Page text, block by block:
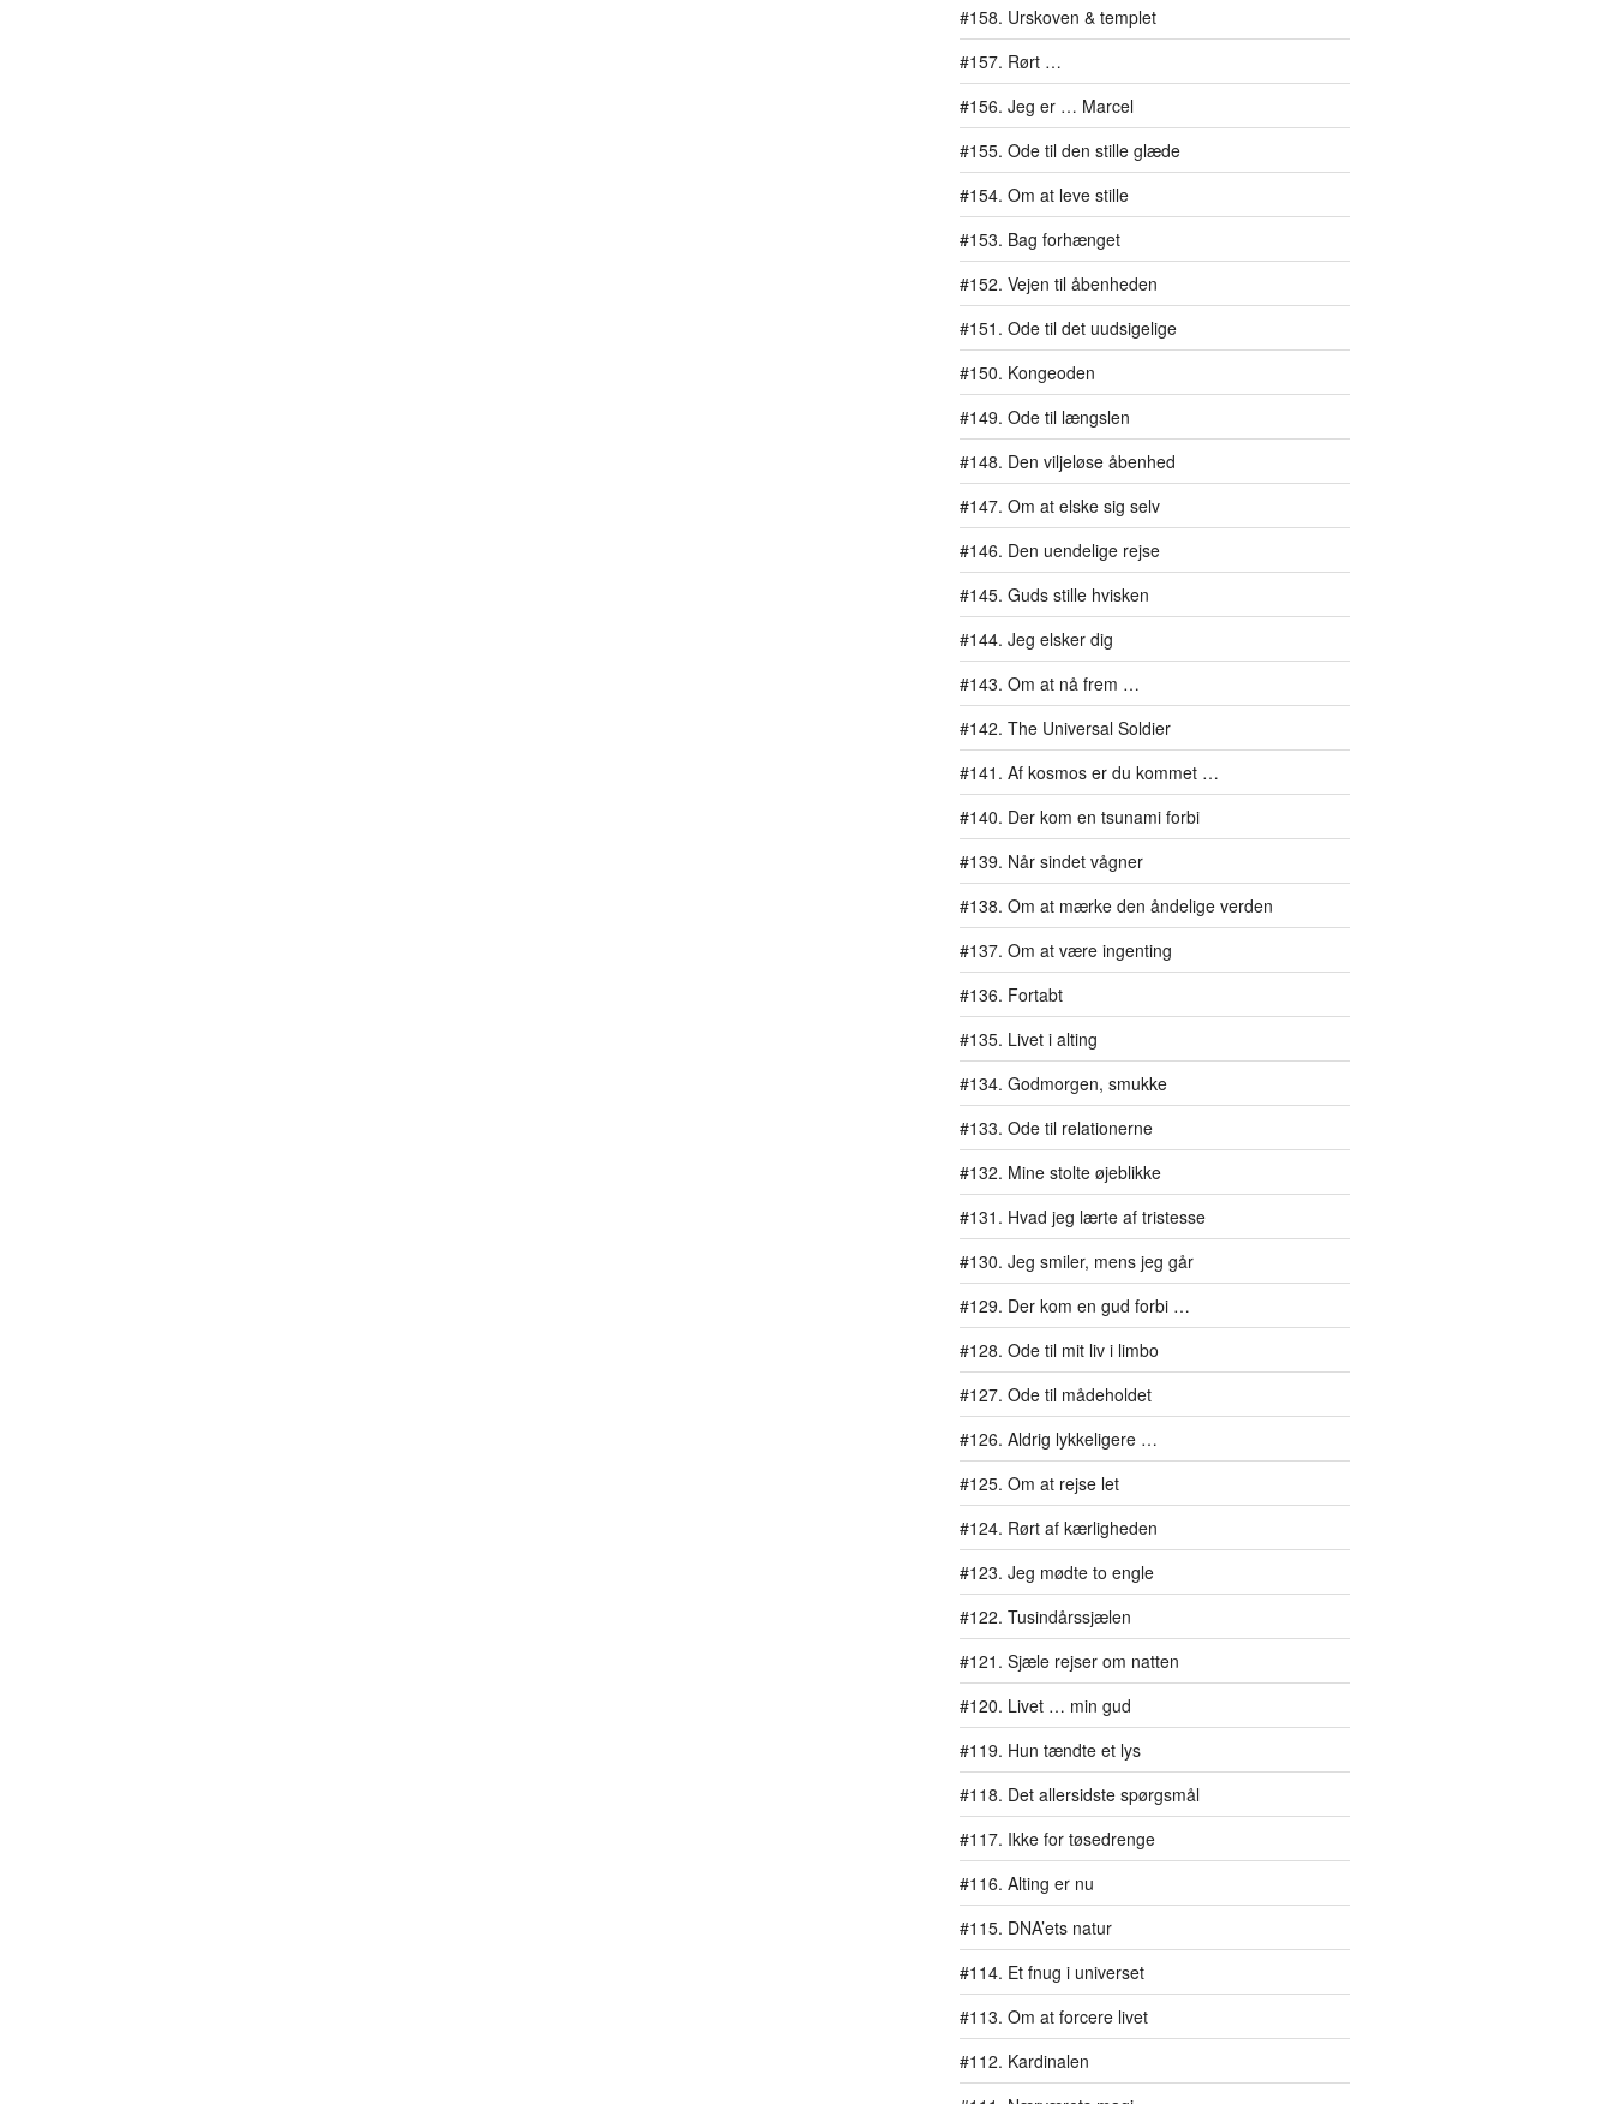
#158. Urskoven & templet
#157. Rørt …
#156. Jeg er … Marcel
#155. Ode til den stille glæde
#154. Om at leve stille
#153. Bag forhænget
#152. Vejen til åbenheden
#151. Ode til det uudsigelige
#150. Kongeoden
#149. Ode til længslen
#148. Den viljeløse åbenhed
#147. Om at elske sig selv
#146. Den uendelige rejse
#145. Guds stille hvisken
#144. Jeg elsker dig
#143. Om at nå frem …
#142. The Universal Soldier
#141. Af kosmos er du kommet …
#140. Der kom en tsunami forbi
#139. Når sindet vågner
#138. Om at mærke den åndelige verden
#137. Om at være ingenting
#136. Fortabt
#135. Livet i alting
#134. Godmorgen, smukke
#133. Ode til relationerne
#132. Mine stolte øjeblikke
#131. Hvad jeg lærte af tristesse
#130. Jeg smiler, mens jeg går
#129. Der kom en gud forbi …
#128. Ode til mit liv i limbo
#127. Ode til mådeholdet
#126. Aldrig lykkeligere …
#125. Om at rejse let
#124. Rørt af kærligheden
#123. Jeg mødte to engle
#122. Tusindårssjælen
#121. Sjæle rejser om natten
#120. Livet … min gud
#119. Hun tændte et lys
#118. Det allersidste spørgsmål
#117. Ikke for tøsedrenge
#116. Alting er nu
#115. DNA’ets natur
#114. Et fnug i universet
#113. Om at forcere livet
#112. Kardinalen